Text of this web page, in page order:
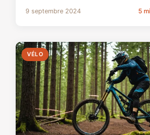
9 septembre 2024 5
VÉLO